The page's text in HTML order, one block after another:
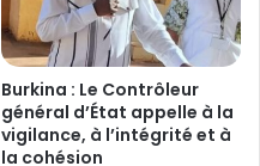
Burkina : Le Contrôleur
général d’État appelle à la
vigilance, à l’intégrité et à
la cohésion